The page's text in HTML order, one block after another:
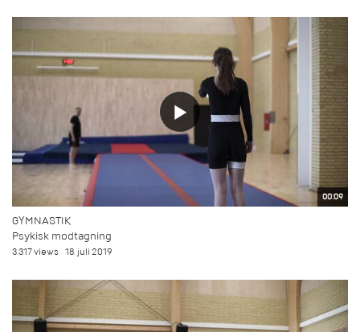
00:09
GYMNASTIK
Psykisk modtagning
3.317 views 18. juli 2019